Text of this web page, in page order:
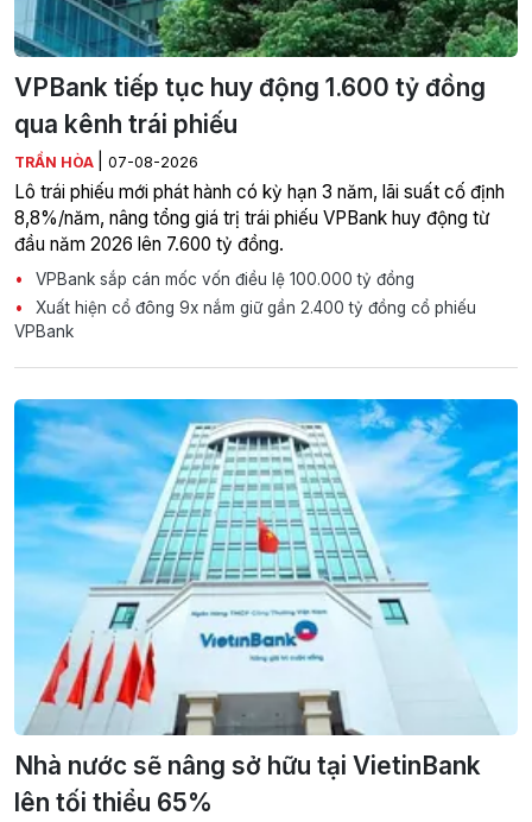
VPBank tiếp tục huy động 1.600 tỷ đồng
qua kênh trái phiếu
TRẦN HÒA 07-08-2026
Lô trái phiếu mới phát hành có kỳ hạn 3 năm, lãi suất cố định
8,8%/năm, nâng tổng giá trị trái phiếu VPBank huy động từ
đầu năm 2026 lên 7.600 tỷ đồng.
VPBank sắp cán mốc vốn điều lệ 100.000 tỷ đồng
Xuất hiện cổ đông 9x nắm giữ gần 2.400 tỷ đồng cổ phiếu
VPBank
Nhà nước sẽ nâng sở hữu tại VietinBank
lên tối thiểu 65%